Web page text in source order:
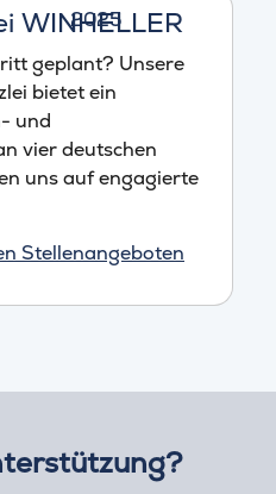
WINHELLER
geplant? Unsere
bietet ein
und
vier deutschen
uns auf engagierte
Stellenangeboten